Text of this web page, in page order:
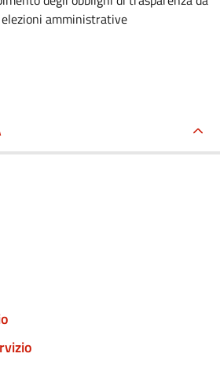
amministrative